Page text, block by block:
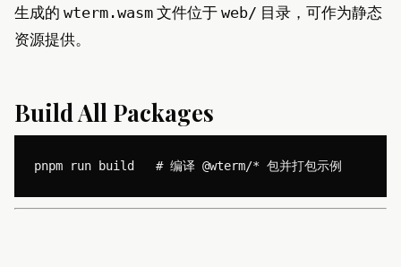
生成的 wterm.wasm 文件位于 web/ 目录，可作为静态
资源提供。
Build All Packages